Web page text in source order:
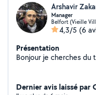
Arshavir
Manager
Belfort (Vieille
4,3/5 (6
Présentation
Bonjour je cherches
Dernier avis laissé par